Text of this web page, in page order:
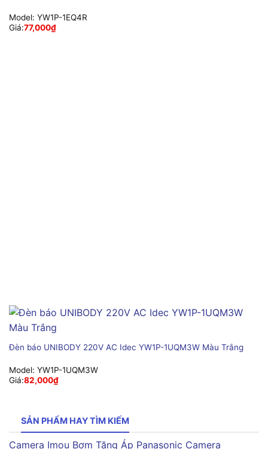
Model: YW1P-1EQ4R
Giá:77,000₫
Đèn báo UNIBODY 220V AC Idec YW1P-1UQM3W Màu Trắng
Model: YW1P-1UQM3W
Giá:82,000₫
SẢN PHẨM HAY TÌM KIẾM
Camera Imou Bơm Tăng Áp Panasonic Camera